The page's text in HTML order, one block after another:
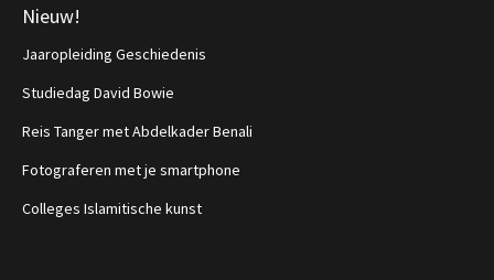
Nieuw!
Jaaropleiding Geschiedenis
Studiedag David Bowie
Reis Tanger met Abdelkader Benali
Fotograferen met je smartphone
Colleges Islamitische kunst